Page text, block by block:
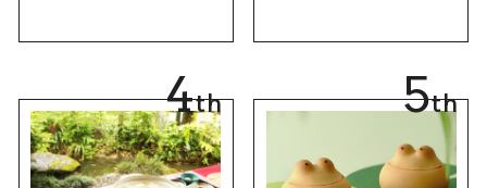
買えない限定品、女性
き用、女性向けまで幅
4th 5th